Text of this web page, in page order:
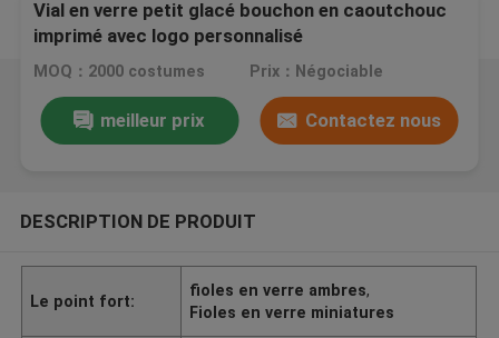
Vial en verre petit glacé bouchon en caoutchouc
imprimé avec logo personnalisé
MOQ：2000 costumes Prix：Négociable
meilleur prix Contactez nous
DESCRIPTION DE PRODUIT
Le point fort:
fioles en verre ambres,
Fioles en verre miniatures